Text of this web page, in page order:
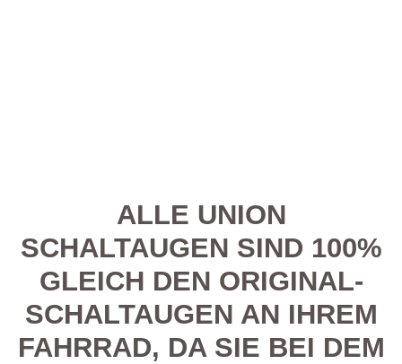
ALLE UNION
SCHALTAUGEN SIND 100%
GLEICH DEN ORIGINAL-
SCHALTAUGEN AN IHREM
FAHRRAD, DA SIE BEI DEM